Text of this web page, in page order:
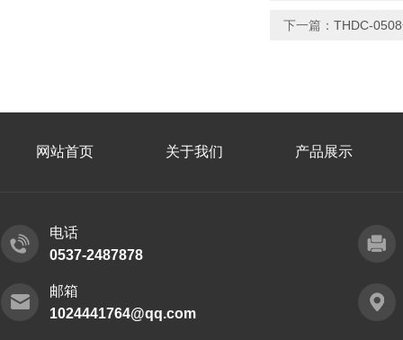
下一篇： THDC-
网站首页 关于我们 产品展示
电话
0537-2487878
邮箱
1024441764@qq.com